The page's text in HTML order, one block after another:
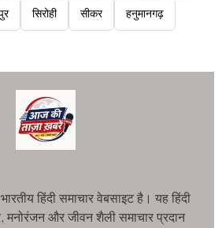
सिरोही सीकर हनुमानगढ़
हिंदी समाचार वेबसाइट है। यह हिंदी
मनोरंजन और जीवन शैली समाचार प्रदान